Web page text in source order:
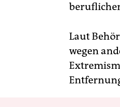
Laut
wegen